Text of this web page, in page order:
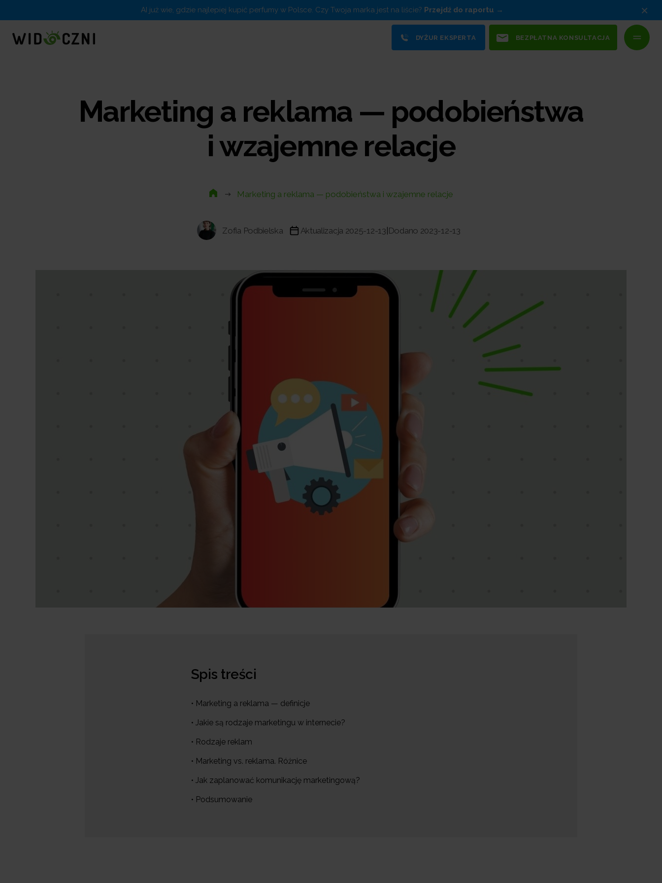
AI już wie, gdzie najlepiej kupić perfumy w Polsce. Czy Twoja marka jest na liście? Przejdź do raportu ×
DYŻUR EKSPERTA BEZPŁATNA KONSULTACJA
Marketing a reklama — podobieństwa
i wzajemne relacje
Marketing a reklama — podobieństwa i wzajemne relacje
Zofia Podbielska Aktualizacja 2025-12-13 Dodano 2023-12-13
Spis treści
• Marketing a reklama — definicje
• Jakie są rodzaje marketingu w internecie?
• Rodzaje reklam
• Marketing vs. reklama. Różnice
• Jak zaplanować komunikację marketingową?
• Podsumowanie